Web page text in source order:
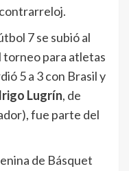
7 se subió al
torneo para atletas
5 a 3 con Brasil y
Lugrín, de
fue parte del
de Básquet